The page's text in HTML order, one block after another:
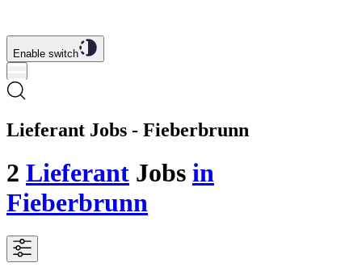
Enable switch
Lieferant Jobs - Fieberbrunn
2 Lieferant Jobs in
Fieberbrunn